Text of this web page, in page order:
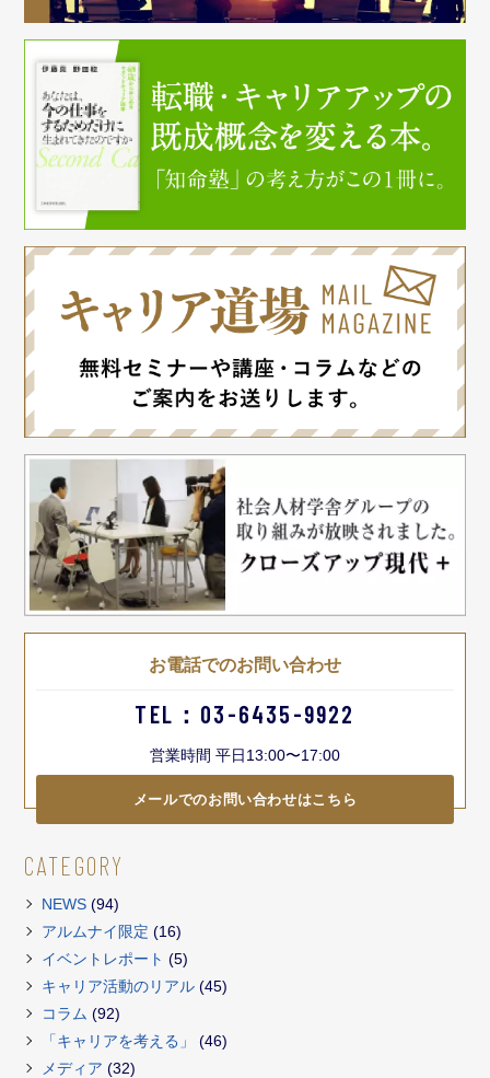
お電話でのお問い合わせ
TEL：03-6435-9922
営業時間 平日13:00〜17:00
メールでのお問い合わせはこちら
CATEGORY
NEWS (94)
アルムナイ限定 (16)
イベントレポート (5)
キャリア活動のリアル (45)
コラム (92)
「キャリアを考える」
(46)
メディア (32)